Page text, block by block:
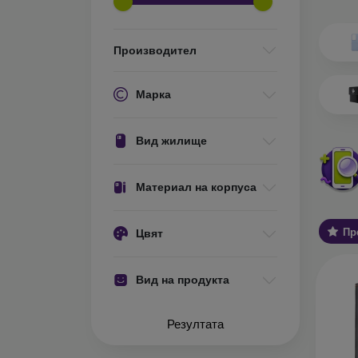
Производител
Марка
Вид жилище
Материал на корпуса
Цвят
Вид на продукта
Резултата